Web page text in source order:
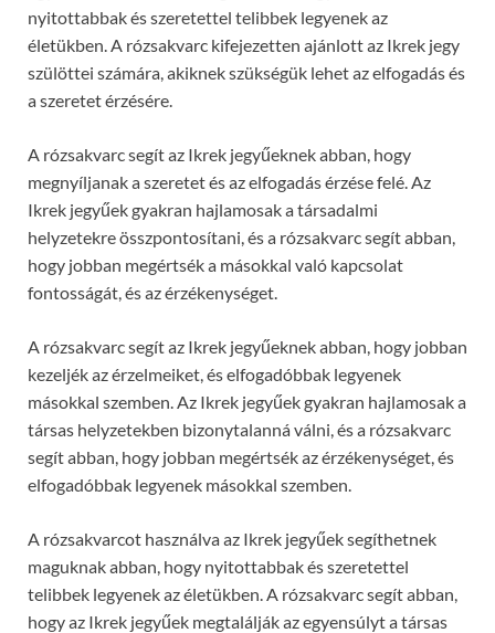
nyitottabbak és szeretettel telibbek legyenek az
életükben. A rózsakvarc kifejezetten ajánlott az Ikrek jegy
szülöttei számára, akiknek szükségük lehet az elfogadás és
a szeretet érzésére.
A rózsakvarc segít az Ikrek jegyűeknek abban, hogy
megnyíljanak a szeretet és az elfogadás érzése felé. Az
Ikrek jegyűek gyakran hajlamosak a társadalmi
helyzetekre összpontosítani, és a rózsakvarc segít abban,
hogy jobban megértsék a másokkal való kapcsolat
fontosságát, és az érzékenységet.
A rózsakvarc segít az Ikrek jegyűeknek abban, hogy jobban
kezeljék az érzelmeiket, és elfogadóbbak legyenek
másokkal szemben. Az Ikrek jegyűek gyakran hajlamosak a
társas helyzetekben bizonytalanná válni, és a rózsakvarc
segít abban, hogy jobban megértsék az érzékenységet, és
elfogadóbbak legyenek másokkal szemben.
A rózsakvarcot használva az Ikrek jegyűek segíthetnek
maguknak abban, hogy nyitottabbak és szeretettel
telibbek legyenek az életükben. A rózsakvarc segít abban,
hogy az Ikrek jegyűek megtalálják az egyensúlyt a társas